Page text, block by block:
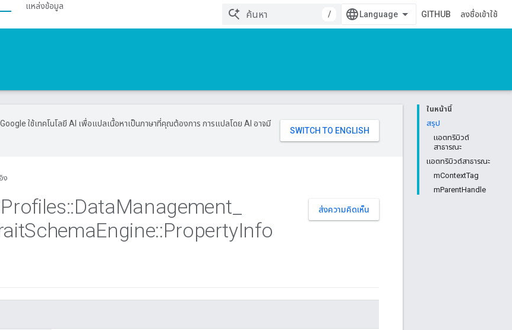
แหล่งข้อมูล
/
GITHUB ลงชื่อเข้าใช้
ในหน้านี้
สรุป
แอตทริบิวต์
สาธารณะ
แอตทริบิวต์สาธารณะ
mContextTag
mParentHandle
Google ใช้เทคโนโลยี AI เพื่อแปลเนื้อหาเป็นภาษาที่คุณต้องการ การแปลโดย AI อาจมี
ง
ส่งความคิดเห็น
Profiles::DataManagement
SchemaEngine::PropertyInfo